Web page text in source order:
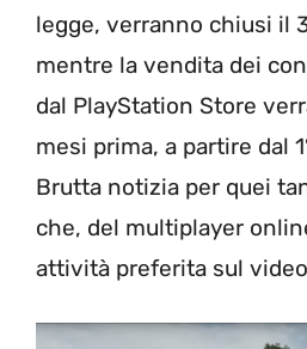
legge, verranno chiusi il
mentre la vendita dei
dal PlayStation Store
mesi prima, a partire dal
Brutta notizia per quei
che, del multiplayer
attività preferita sul